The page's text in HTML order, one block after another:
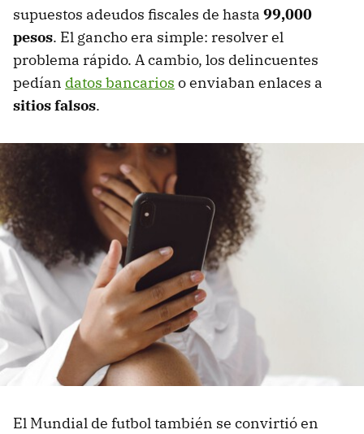
supuestos adeudos fiscales de hasta 99,000
pesos. El gancho era simple: resolver el
problema rápido. A cambio, los delincuentes
pedían datos bancarios o enviaban enlaces a
sitios falsos.
El Mundial de futbol también se convirtió en